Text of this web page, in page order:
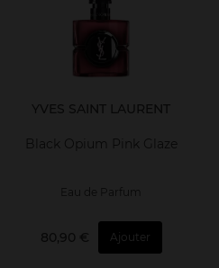
YVES SAINT LAURENT
Black Opium Pink Glaze
Eau de Parfum
80,90 € Ajouter